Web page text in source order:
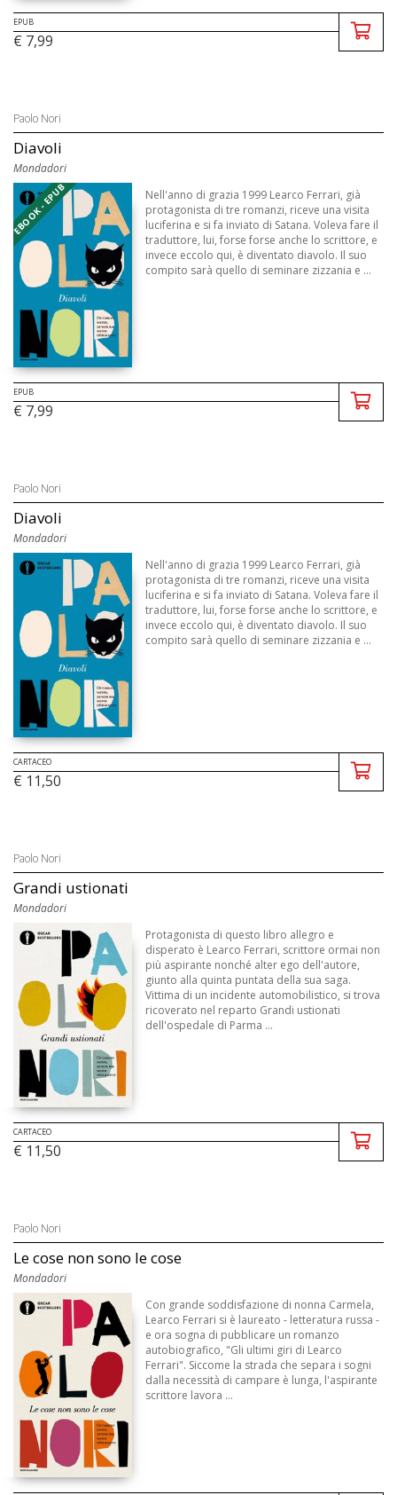
EPUB
€ 7,99
Paolo Nori
Diavoli
Mondadori
EBOOK - EPUB
Nell'anno di grazia 1999 Learco Ferrari, già
protagonista di tre romanzi, riceve una visita
luciferina e si fa inviato di Satana. Voleva fare il
traduttore, lui, forse forse anche lo scrittore, e
invece eccolo qui, è diventato diavolo. Il suo
compito sarà quello di seminare zizzania e ...
EPUB
€ 7,99
Paolo Nori
Diavoli
Mondadori
Nell'anno di grazia 1999 Learco Ferrari, già
protagonista di tre romanzi, riceve una visita
luciferina e si fa inviato di Satana. Voleva fare il
traduttore, lui, forse forse anche lo scrittore, e
invece eccolo qui, è diventato diavolo. Il suo
compito sarà quello di seminare zizzania e ...
CARTACEO
€ 11,50
Paolo Nori
Grandi ustionati
Mondadori
Protagonista di questo libro allegro e
disperato è Learco Ferrari, scrittore ormai non
più aspirante nonché alter ego dell'autore,
giunto alla quinta puntata della sua saga.
Vittima di un incidente automobilistico, si trova
ricoverato nel reparto Grandi ustionati
dell'ospedale di Parma ...
CARTACEO
€ 11,50
Paolo Nori
Le cose non sono le cose
Mondadori
Con grande soddisfazione di nonna Carmela,
Learco Ferrari si è laureato - letteratura russa -
e ora sogna di pubblicare un romanzo
autobiografico, "Gli ultimi giri di Learco
Ferrari". Siccome la strada che separa i sogni
dalla necessità di campare è lunga, l'aspirante
scrittore lavora ...